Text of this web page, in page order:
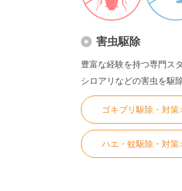
害虫駆除
豊富な経験を持つ専門ス
シロアリなどの害虫を駆
ゴキブリ駆除・対
ハエ・蚊駆除・対